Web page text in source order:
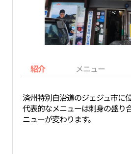
紹介 メニュー
済州特別自治道のジェジュ市に
代表的なメニューは刺身の盛り
ニューが変わります。